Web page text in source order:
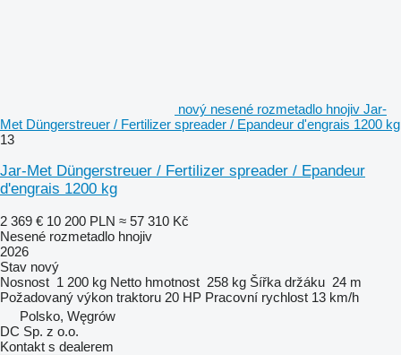
nový nesené rozmetadlo hnojiv Jar-
Met Düngerstreuer / Fertilizer spreader / Epandeur d'engrais 1200 kg
13
Jar-Met Düngerstreuer / Fertilizer spreader / Epandeur
d'engrais 1200 kg
2 369 € 10 200 PLN ≈ 57 310 Kč
Nesené rozmetadlo hnojiv
2026
Stav nový
Nosnost 1 200 kg Netto hmotnost 258 kg Šířka držáku 24 m
Požadovaný výkon traktoru 20 HP Pracovní rychlost 13 km/h
Polsko, Węgrów
DC Sp. z o.o.
Kontakt s dealerem